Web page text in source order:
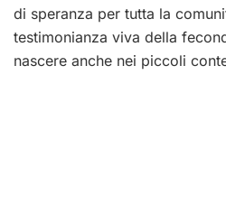
di speranza per tutta la
testimonianza viva della
nascere anche nei piccoli